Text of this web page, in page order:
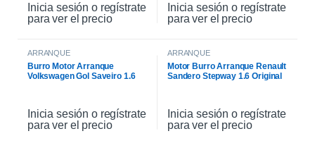
Inicia sesión o regístrate
para ver el precio
Inicia sesión o regístrate
para ver el precio
ARRANQUE
Burro Motor Arranque
Volkswagen Gol Saveiro 1.6
Inicia sesión o regístrate
para ver el precio
ARRANQUE
Motor Burro Arranque Renault
Sandero Stepway 1.6 Original
Inicia sesión o regístrate
para ver el precio